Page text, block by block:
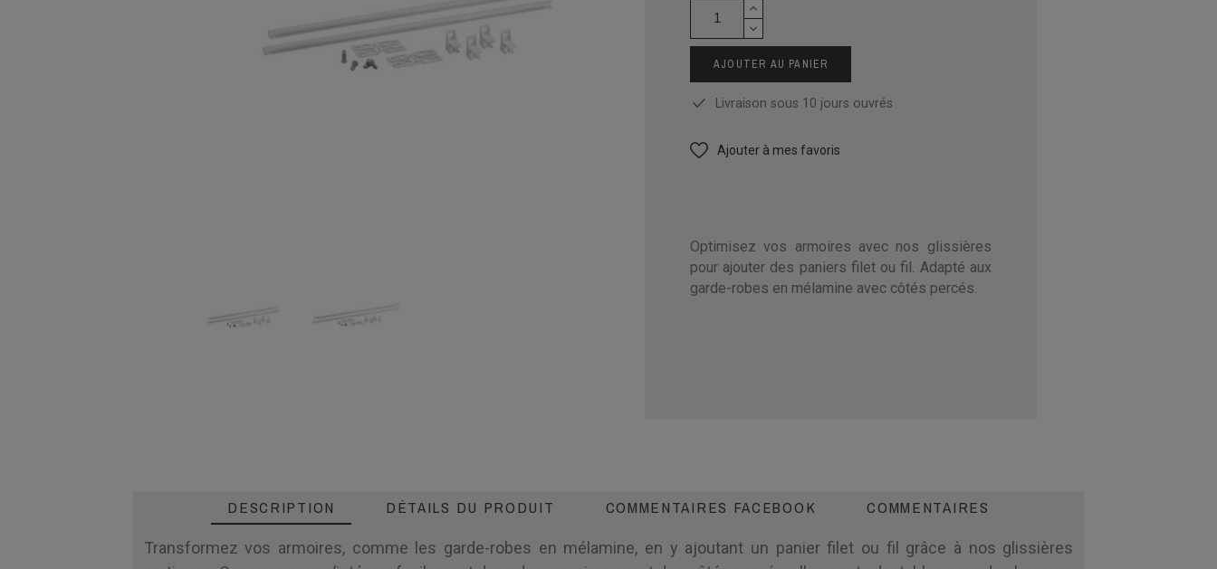
AJOUTER AU PANIER
Livraison sous 10 jours ouvrés
Ajouter à mes favoris
Optimisez vos armoires avec nos glissières
pour ajouter des paniers filet ou fil. Adapté aux
garde-robes en mélamine avec côtés percés.
DESCRIPTION DÉTAILS DU PRODUIT COMMENTAIRES FACEBOOK COMMENTAIRES
Transformez vos armoires, comme les garde-robes en mélamine, en y ajoutant un panier filet ou fil grâce à nos glissières